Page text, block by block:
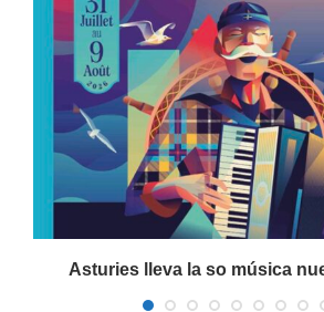
Asturies lleva la so música